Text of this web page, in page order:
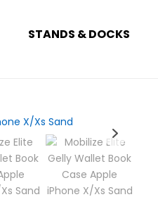
STANDS & DOCKS